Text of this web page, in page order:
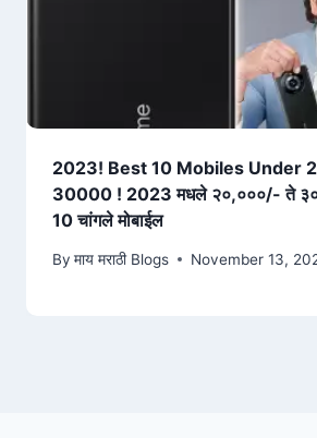
2023! Best 10 Mobiles Under
30000 ! 2023 मधले २०,०००/- ते
10 चांगले मोबाईल
By माय मराठी Blogs November 13,